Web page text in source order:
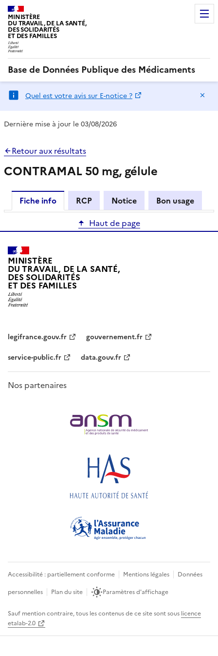
MINISTÈRE
DU TRAVAIL, DE LA SANTÉ,
DES SOLIDARITÉS
ET DES FAMILLES
Base de Données Publique des Médicaments
Quel est votre avis sur E-notice ?
Dernière mise à jour le 03/08/2026
Retour aux résultats
CONTRAMAL 50 mg, gélule
Fiche info RCP Notice
Bon usage
Haut de page
MINISTÈRE
DU TRAVAIL, DE LA SANTÉ,
DES SOLIDARITÉS
ET DES FAMILLES
legifrance.gouv.fr
gouvernement.fr
service-public.fr
data.gouv.fr
Nos partenaires
Accessibilité : partiellement conforme Mentions légales
Données
personnelles
Plan du site Paramètres d'affichage
Sauf mention contraire, tous les contenus de ce site sont sous licence
etalab-2.0